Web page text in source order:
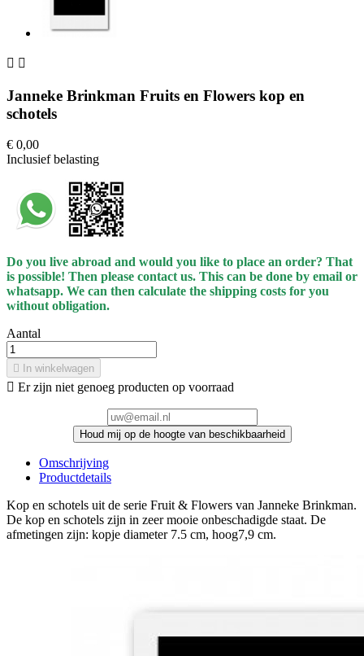
 
Janneke Brinkman Fruits en Flowers kop en
schotels
€ 0,00
Inclusief belasting
Do you live abroad and would you like to place an order? That
is possible! Then please contact us. This can be done by email or
whatsapp. We can then calculate the shipping costs for you
without obligation.
Aantal
 In winkelwagen
 Er zijn niet genoeg producten op voorraad
Houd mij op de hoogte van beschikbaarheid
Omschrijving
Productdetails
Kop en schotels uit de serie Fruit & Flowers van Janneke Brinkman.
De kop en schotels zijn in zeer mooie onbeschadigde staat. De
afmetingen zijn: kopje diameter 7.5 cm, hoog7,9 cm.